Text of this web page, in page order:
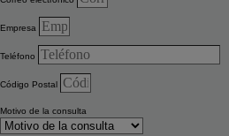
Empresa
Teléfono
Código Postal
Motivo de la consulta